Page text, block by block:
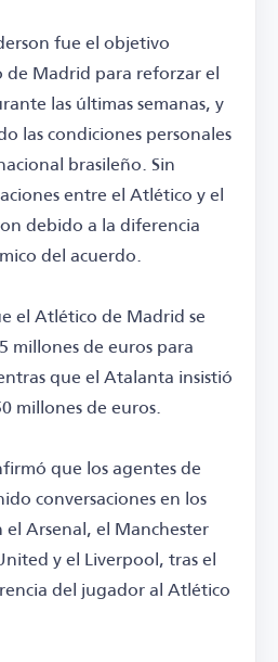
fue el objetivo
Madrid para reforzar el
las últimas semanas, y
las condiciones personales
brasileño. Sin
entre el Atlético y el
debido a la diferencia
del acuerdo.
el Atlético de Madrid se
millones de euros para
que el Atalanta insistió
millones de euros.
que los agentes de
conversaciones en los
Arsenal, el Manchester
y el Liverpool, tras el
del jugador al Atlético